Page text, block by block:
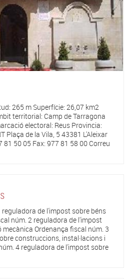
265 m Superfície: 26,07 km2
territorial: Camp de Tarragona
electoral: Reus Provincia:
Plaça de la Vila, 5 43381 L'Aleixar
81 50 05 Fax: 977 81 58 00 Correu
de l'impost sobre béns
núm. 2 reguladora de l'impost
mecànica Ordenança fiscal núm. 3
construccions, instal·lacions i
4 reguladora de l'impost sobre